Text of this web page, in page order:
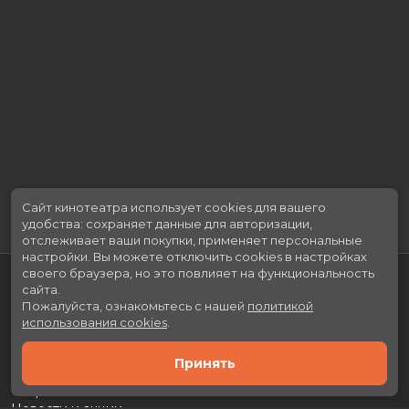
Скоро в кино
Сайт кинотеатра использует cookies для вашего
удобства: сохраняет данные для авторизации,
отслеживает ваши покупки, применяет персональные
настройки. Вы можете отключить cookies в настройках
своего браузера, но это повлияет на функциональность
сайта.
Пожалуйста, ознакомьтесь с нашей политикой
использования cookies
Принять